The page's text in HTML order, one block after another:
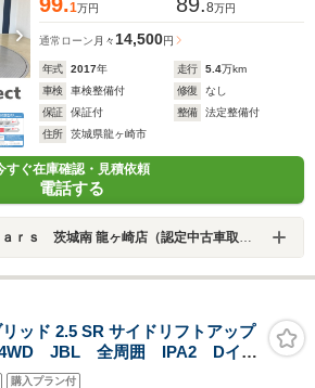
1万円 8万円
通常ローン 月々 14,500円
年式 2017年 走行 5.4万km
車検
車検整備付 修復
なし
保証
保証付 整備
法定整備付
住所
茨城県龍ヶ崎市
すぐ在庫確認・見積依頼
電話する
ｓ 茨城南 龍ヶ崎店（認定中古車取扱店）
ッド 2.5 SR サイドリフトアップ
4WD JBL 全周囲 IPA2 Dイン
購入プラン付